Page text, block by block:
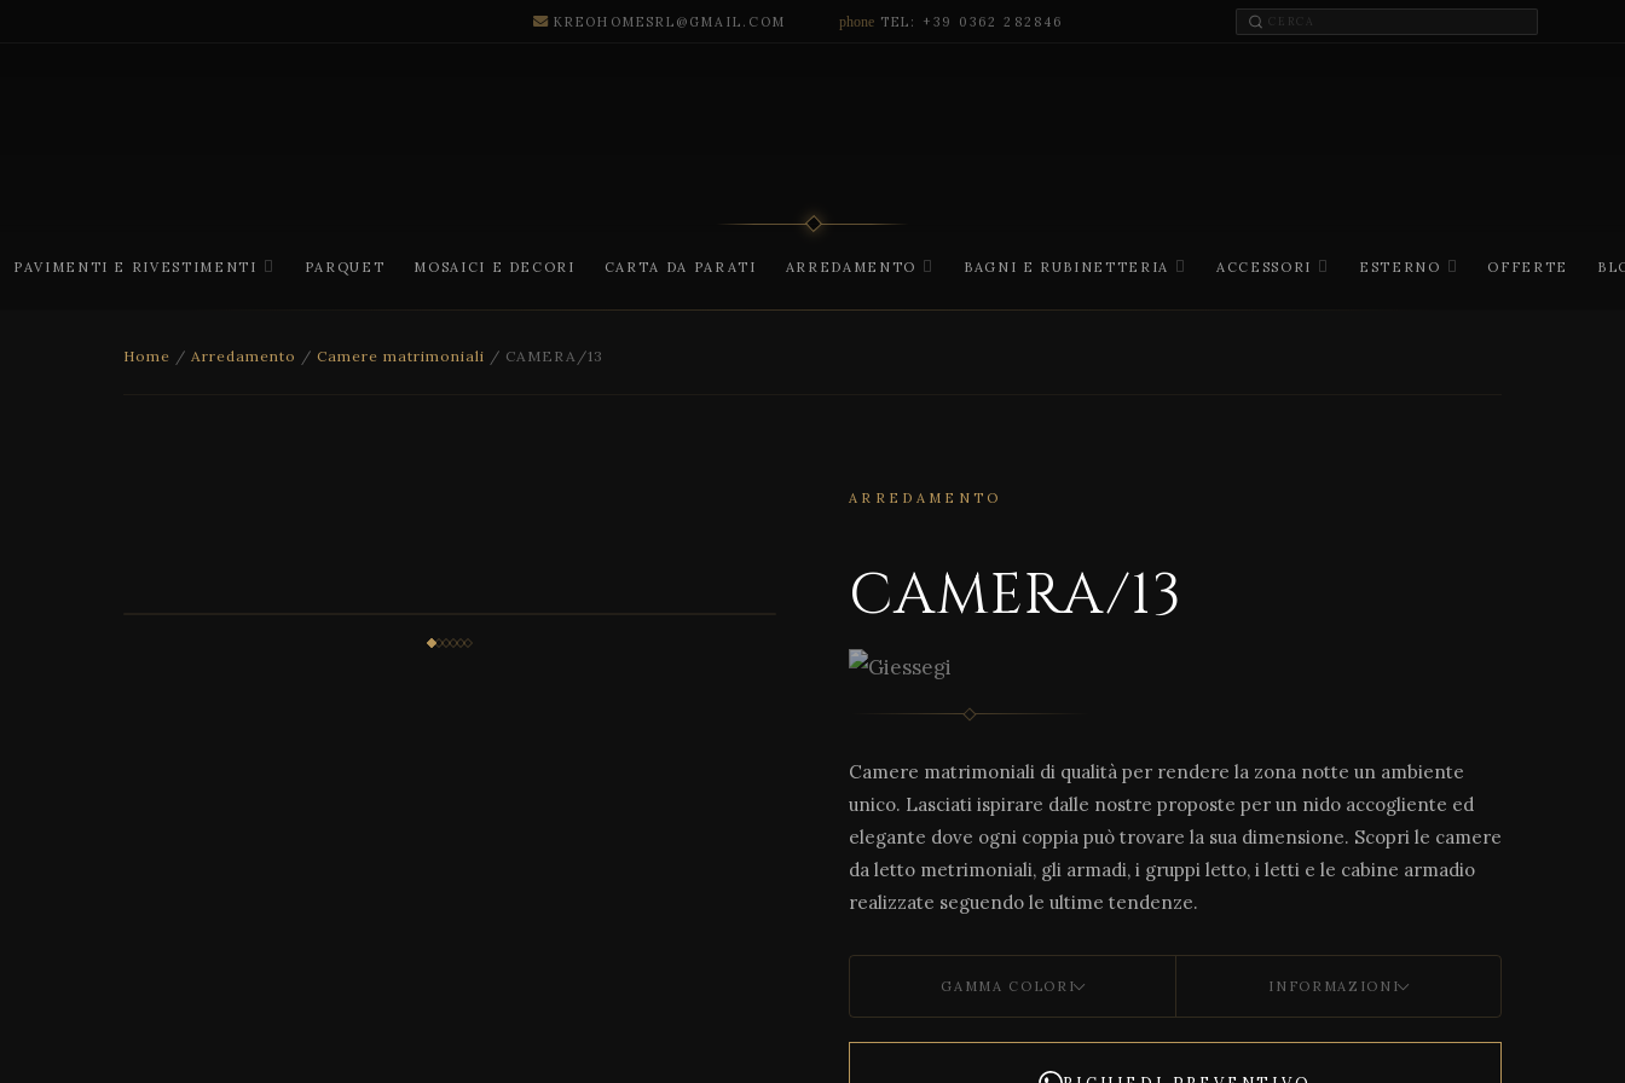
KREOHOMESRL@GMAIL.COM phone TEL: +39 0362 282846
PAVIMENTI E RIVESTIMENTI PARQUET MOSAICI E DECORI CARTA DA PARATI ARREDAMENTO BAGNI E RUBINETTERIA ACCESSORI ESTERNO OFFERTE
Home / Arredamento / Camere matrimoniali / CAMERA/13
ARREDAMENTO
CAMERA/13
Camere matrimoniali di qualità per rendere la zona notte un ambiente
unico. Lasciati ispirare dalle nostre proposte per un nido accogliente ed
elegante dove ogni coppia può trovare la sua dimensione. Scopri le camere
da letto metrimoniali, gli armadi, i gruppi letto, i letti e le cabine armadio
realizzate seguendo le ultime tendenze.
GAMMA COLORI INFORMAZIONI